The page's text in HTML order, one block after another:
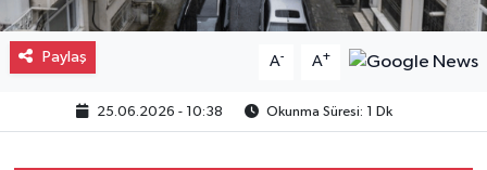
Paylaş A- A+
25.06.2026 - 10:38 Okunma Süresi: 1 Dk